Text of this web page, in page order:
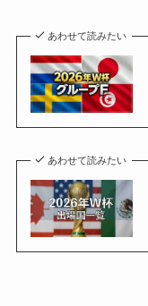
あわせて読みたい
あわせて読みたい